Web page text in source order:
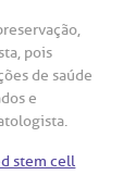
pois
de saúde
e
stem cell